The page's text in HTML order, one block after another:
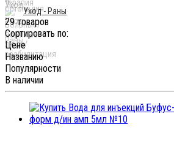
Уход - Раны
29 товаров
Сортировать по:
Цене
Названию
Популярности
В наличии